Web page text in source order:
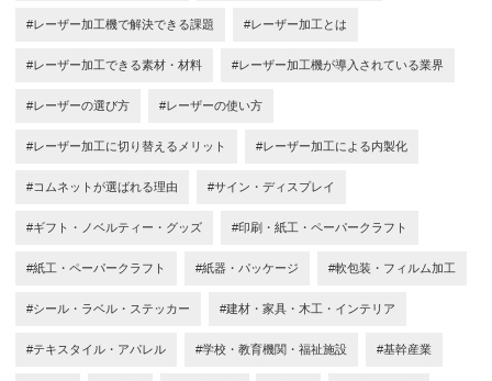
#レーザー加工機で解決できる課題 #レーザー加工とは
#レーザー加工できる素材・材料 #レーザー加工機が導入されている業界
#レーザーの選び方 #レーザーの使い方
#レーザー加工に切り替えるメリット #レーザー加工による内製化
#コムネットが選ばれる理由 #サイン・ディスプレイ
#ギフト・ノベルティー・グッズ #印刷・紙工・ペーパークラフト
#紙工・ペーパークラフト #紙器・パッケージ #軟包装・フィルム加工
#シール・ラベル・ステッカー #建材・家具・木工・インテリア
#テキスタイル・アパレル #学校・教育機関・福祉施設 #基幹産業